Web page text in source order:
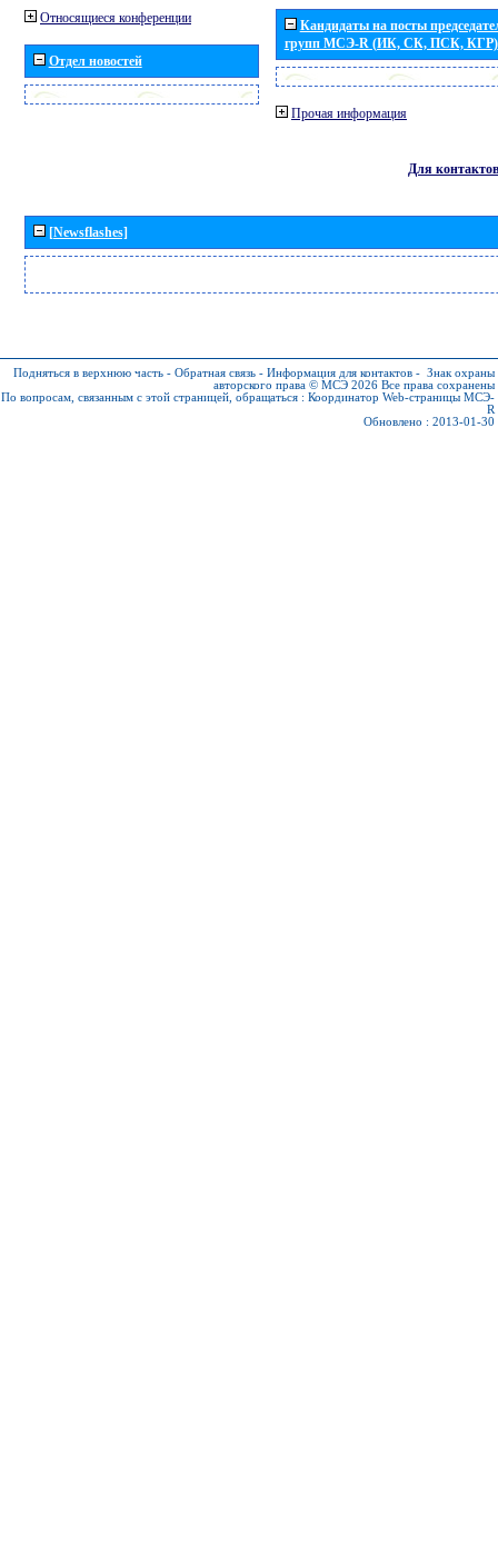
Относящиеся конференции
Отдел новостей
Кандидаты на посты
групп МСЭ-R (ИК, СК, ПСК, КГР)
Прочая информация
Для контактов
[Newsflashes]
Подняться в верхнюю часть - Обратная связь - Информация для контактов - Знак охраны
авторского права © МСЭ 2026 Все права сохранены
По вопросам, связанным с этой страницей, обращаться : Координатор Web-страницы МСЭ-
R
Обновлено : 2013-01-30